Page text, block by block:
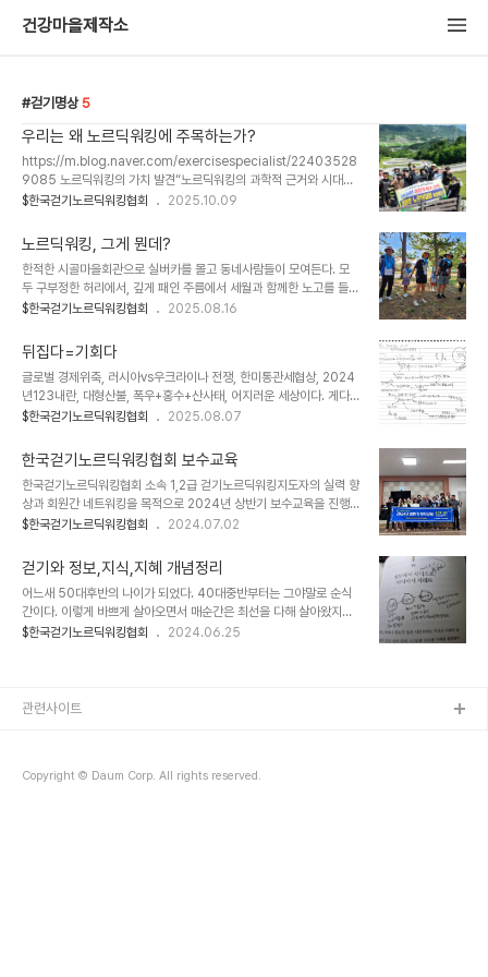
건강마을제작소
걷기명상 5
우리는 왜 노르딕워킹에 주목하는가?
https://m.blog.naver.com/exercisespecialist/22403528
9085 노르딕워킹의 가치 발견“노르딕워킹의 과학적 근거와 시대별
연구 흐름(1990~2025)”을 중심으로, 최신 메타분석 수치 포함, 검
$한국걷기노르딕워킹협회 2025.10.09
노르딕워킹, 그게 뭔데?
한적한 시골마을회관으로 실버카를 몰고 동네사람들이 모여든다. 모
두 구부정한 허리에서, 깊게 패인 주름에서 세월과 함께한 노고를 들여
다 보게 된다.2시다.얼추 모였다.젊은이라고는 눈에 띄지 않는다.근육
자고 제안드렸다.노르딕워킹?그게 뭔데?이내 손을 손 사래를 치는 노
인,긴가민가 관심을 보이는 노인,언젠가 TV에서 봤다는 노인.시골 소
지역 건강격차 해소를 위한 프로그램으로는 최고다."걸음을 멈추면 모
든것이 멈춘다"그래서 노르딕워킹합니다.한사람의 건강을 돕고마을공
동체의 건강을 지원하고지역사회의 건강을 디자인하며국민의 건강증
다.교육문의 010-4551-1639
$한국걷기노르딕워킹협회 2025.08.16
뒤집다=기회다
글로벌 경제위축, 러시아vs우크라이나 전쟁, 한미통관세협상, 2024
년123내란, 대형산불, 폭우+홍수+산사태, 어지러운 세상이다. 게다
가 경기침체. 임대임대임대임대 상가 유리벽에는 끊없이 이어 붙인 임
맛나는 세상이 될까?곧 이렇게 될 것이다. 믿고 준비하자^^좋은 시절
이 왔는데 경쟁에 밀려 혼자 불경기 타령하면서 신세한탄, 시절한탄 해
서는 안된다.미리미리 준비해둬야 한다. 물 들어오기 전에 거물을 정비
해둬야 한다.오랜만에 대구로 가서 한국이고그램연구소장 면경 김종
호 박사님을 뵙고 왔다. 한국형 이고그램 성격검사개발자면서 지금도
계신다고 하셨다. 지금부터 5년후를 준비하라..
$한국걷기노르딕워킹협회 2025.08.07
한국걷기노르딕워킹협회 보수교육
한국걷기노르딕워킹협회 소속 1,2급 걷기노르딕워킹지도자의 실력 향
상과 회원간 네트워킹을 목적으로 2024년 상반기 보수교육을 진행
했다. "쉼과 힐링으로 성장하는 나" 라는 슬로건에 부합하도록 충북 옥
녀노소를 대상으로 운영하고 있는 '노르딕워킹교실 사례발표'와 '노르
딕워킹의 치유현장에서 적용가능성과 한계'라는 특강이 있었다. 그리
고 루프밴드를 활용한 보행근력 향상법과 마사지볼을 활용한 근막이
완 실습교육도 호응을 얻었다. 이번 보수교육의 하이라이트는 '노르딕
폴 스트레칭 경연대회'였다. 예상보다 적은 3팀의 참가로 맥 빠진 대
$한국걷기노르딕워킹협회 2024.07.02
걷기와 정보,지식,지혜 개념정리
어느새 50대후반의 나이가 되었다. 40대중반부터는 그야말로 순식
간이다. 이렇게 바쁘게 살아오면서 매순간은 최선을 다해 살아왔지만
그렇게 지내온 매순간을 되돌아보는것을 게을리 한 것 같다. 오늘 아침
기회를 잡을 수 있겠다. 걷기를 매개로 정리하면., ♡정보단계 걷기는
늘려서 걷기에 도움 되겠네 : 좋..
$한국걷기노르딕워킹협회 2024.06.25
Copyright © Daum Corp. All rights reserved.
관련사이트